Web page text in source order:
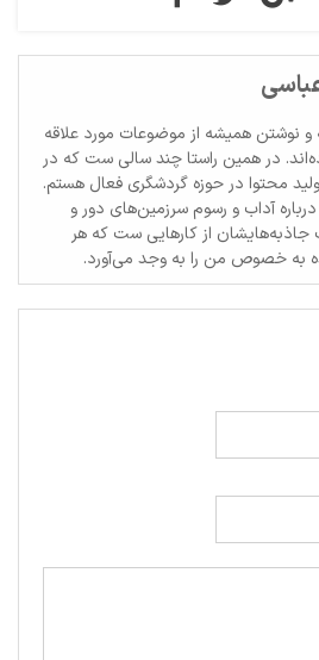
و نوشتن همیشه از موضوعات مورد علاقه
در همین راستا چند سالی ست که در
محتوا در حوزه گردشگری فعال هستم.
آداب و رسوم سرزمین‌های دور و
از کارهایی ست که هر
به خصوص من را به وجد می‌آورد.